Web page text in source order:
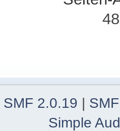
SMF 2.0.19 |
Simple